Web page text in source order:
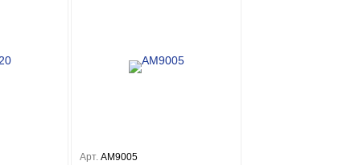
Арт. AM9005